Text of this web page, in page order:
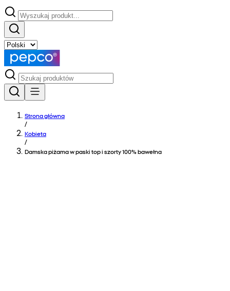
Strona główna
/
Kobieta
/
Damska piżama w paski top i szorty 100% bawełna